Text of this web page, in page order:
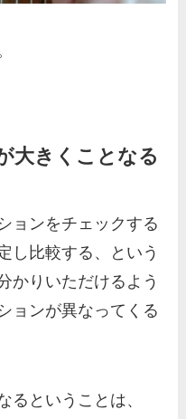
大きくことなる
ョンをチェックする
し比較する、という
かりいただけるよう
ョンが異なってくる
るということは、